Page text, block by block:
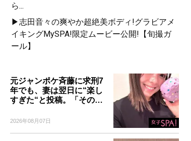
ら...
▶志田音々の爽やか超絶美ボディ!グラビアメ
イキングMySPA!限定ムービー公開!【旬撮ガ
ール】
元ジャンポケ斉藤に求刑7
年でも、妻は翌日に“楽し
すぎた“と投稿。「その…
2026年08月07日